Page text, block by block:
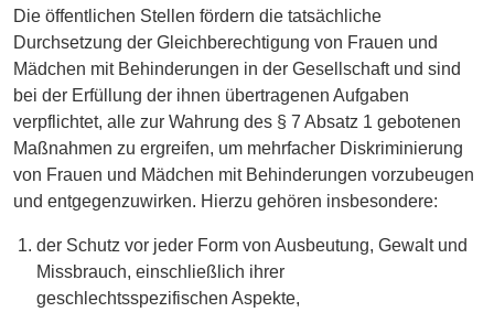
Die öffentlichen Stellen fördern die tatsächliche
Durchsetzung der Gleichberechtigung von Frauen und
Mädchen mit Behinderungen in der Gesellschaft und sind
bei der Erfüllung der ihnen übertragenen Aufgaben
verpflichtet, alle zur Wahrung des § 7 Absatz 1 gebotenen
Maßnahmen zu ergreifen, um mehrfacher Diskriminierung
von Frauen und Mädchen mit Behinderungen vorzubeugen
und entgegenzuwirken. Hierzu gehören insbesondere:
der Schutz vor jeder Form von Ausbeutung, Gewalt und
Missbrauch, einschließlich ihrer
geschlechtsspezifischen Aspekte,